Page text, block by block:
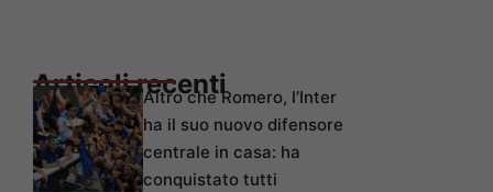
Articoli recentiAltro che Romero, l’Inter
ha il suo nuovo difensore
centrale in casa: ha
conquistato tutti